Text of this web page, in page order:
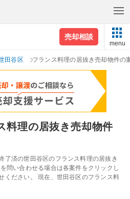
売却相談
menu
田谷区 フランス料理の居抜き売却物件の
料理の居抜き売却物件
了済の世田谷区のフランス料理の居抜き
問い合わせる場合は各案件をクリックし
ください。 現在、世田谷区のフランス料